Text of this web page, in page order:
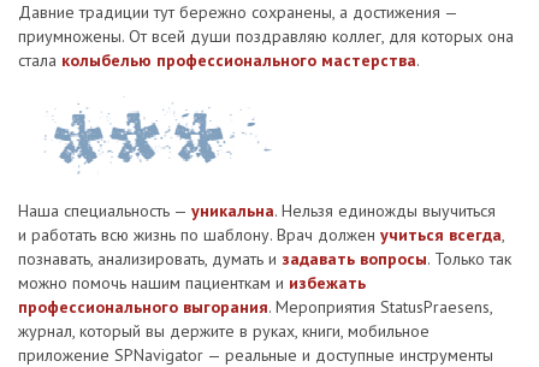
Давние традиции тут бережно сохранены, а достижения —
приумножены. От всей души поздравляю коллег, для которых она
стала колыбелью профессионального мастерства.
Наша специальность — уникальна. Нельзя единожды выучиться
и работать всю жизнь по шаблону. Врач должен учиться всегда,
познавать, анализировать, думать и задавать вопросы. Только так
можно помочь нашим пациенткам и избежать
профессионального выгорания. Мероприятия StatusPraesens,
журнал, который вы держите в руках, книги, мобильное
приложение SPNavigator — реальные и доступные инструменты